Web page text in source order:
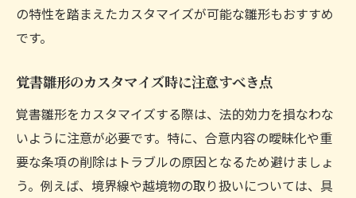
の特性を踏まえたカスタマイズが可能な雛形もおすすめ
です。
覚書雛形のカスタマイズ時に注意すべき点
覚書雛形をカスタマイズする際は、法的効力を損なわな
いように注意が必要です。特に、合意内容の曖昧化や重
要な条項の削除はトラブルの原因となるため避けましょ
う。例えば、境界線や越境物の取り扱いについては、具